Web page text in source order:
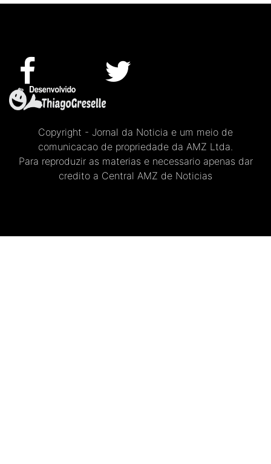
Copyright - Jornal da Noticia e um meio de
comunicacao de propriedade da AMZ Ltda.
Para reproduzir as materias e necessario apenas dar
credito a Central AMZ de Noticias